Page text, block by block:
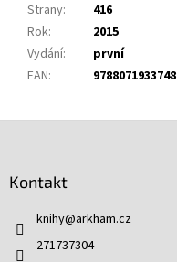
Strany:
416
Rok:
2015
Vydání:
první
EAN: 9788071933748
Kontakt
knihy@arkham.cz
271737304